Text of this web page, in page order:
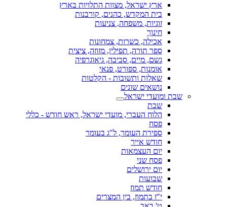
ארץ ישראל, מצוות התלויות בארץ
בית המקדש, כהנים, קורבנות
זוגיות, משפחה, צניעות
חינוך
אכילה, כשרות, צמחונות
ספר תורה, תפילין, מזוזה, ציצית
גשם, מיים, סביבה, גיאוגרפיה
אומנות, ספורט, פנאי
שאלות ותשובות - הקלטות
נושאים שונים
שבת ומועדי ישראל
שבת
הלוח העברי, מועדי ישראל, ראש חודש - כללי
פסח
ספירת העומר, ל"ג בעומר
חודש אייר
יום העצמאות
פסח שני
יום ירושלים
שבועות
חודש תמוז
י"ז בתמוז, בין המצרים